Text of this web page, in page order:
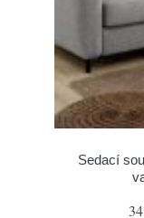
Sedací